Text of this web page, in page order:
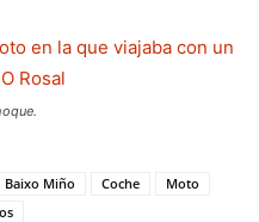
Baixo Miño Coche
Moto